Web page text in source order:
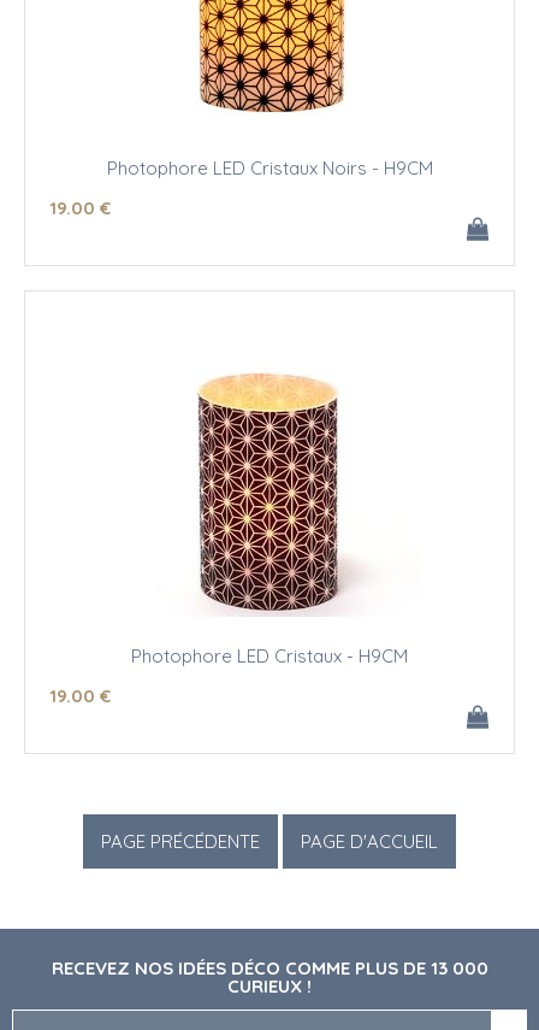
Photophore LED Cristaux Noirs - H9CM
19.00 €
Photophore LED Cristaux - H9CM
19.00 €
RECEVEZ NOS IDÉES DÉCO COMME PLUS DE 13 000
CURIEUX !